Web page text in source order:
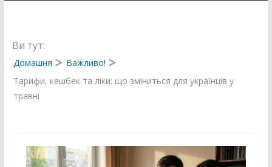
Ви тут:
Домашня
Важливо!
Тарифи, кешбек та ліки: що зміниться для українців у
травні